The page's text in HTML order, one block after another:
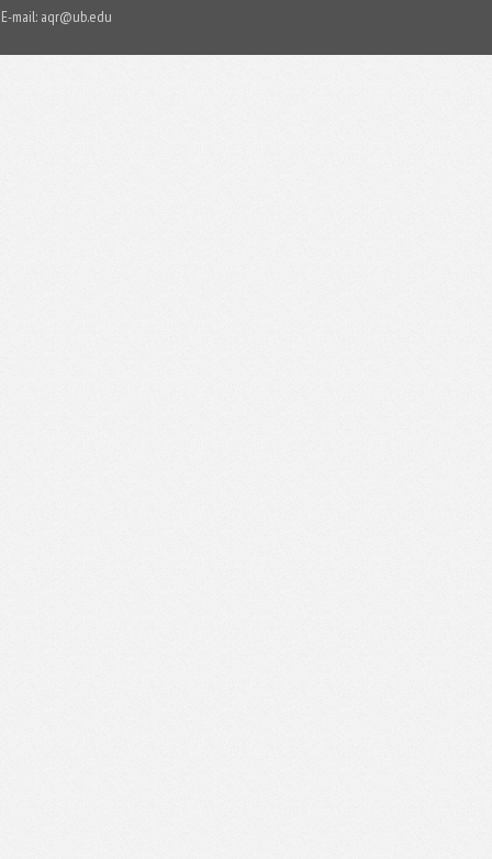
E-mail: aqr@ub.edu